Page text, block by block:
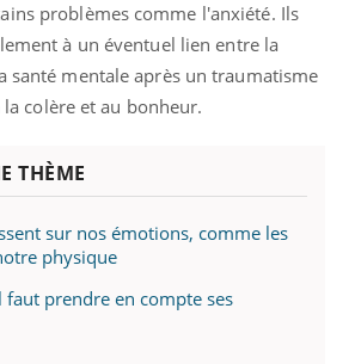
problèmes comme l'anxiété. Ils
à un éventuel lien entre la
santé mentale après un traumatisme
colère et au bonheur.
THÈME
sur nos émotions, comme les
physique
prendre en compte ses